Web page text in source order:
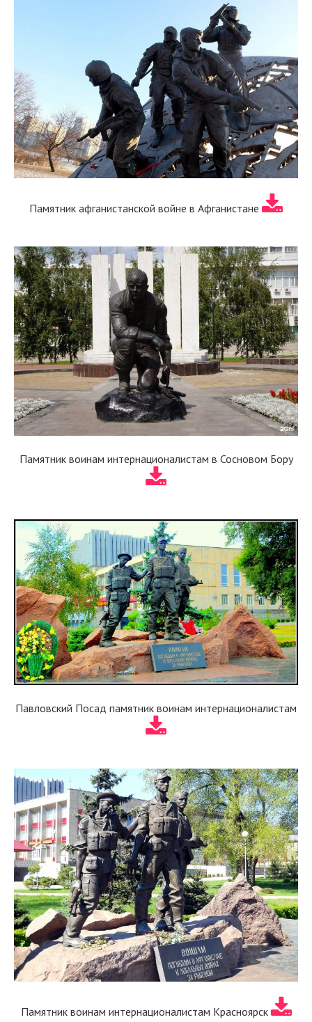
Памятник афганистанской войне в Афганистане
Памятник воинам интернационалистам в Сосновом Бору
Павловский Посад памятник воинам интернационалистам
Памятник воинам интернационалистам Красноярск